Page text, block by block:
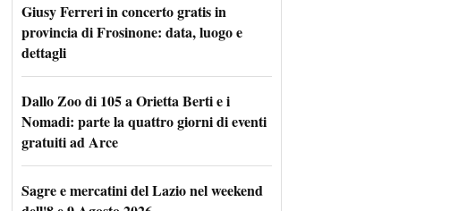
Giusy Ferreri in concerto gratis in
provincia di Frosinone: data, luogo e
dettagli
Dallo Zoo di 105 a Orietta Berti e i
Nomadi: parte la quattro giorni di eventi
gratuiti ad Arce
Sagre e mercatini del Lazio nel weekend